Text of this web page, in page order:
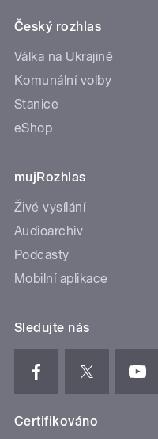
Český rozhlas
Válka na Ukrajině
Komunální volby
Stanice
eShop
mujRozhlas
Živé vysílání
Audioarchiv
Podcasty
Mobilní aplikace
Sledujte nás
Certifikováno